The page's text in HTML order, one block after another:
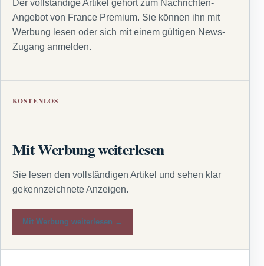
Der vollständige Artikel gehört zum Nachrichten-
Angebot von France Premium. Sie können ihn mit
Werbung lesen oder sich mit einem gültigen News-
Zugang anmelden.
KOSTENLOS
Mit Werbung weiterlesen
Sie lesen den vollständigen Artikel und sehen klar
gekennzeichnete Anzeigen.
Mit Werbung weiterlesen →